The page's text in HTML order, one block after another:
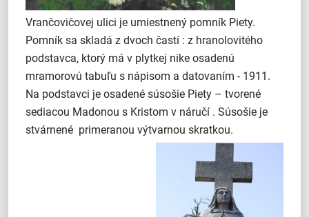
Vrančovičovej ulici je umiestnený pomník Piety.
Pomník sa skladá z dvoch častí : z hranolovitého
podstavca, ktorý má v plytkej nike osadenú
mramorovú tabuľu s nápisom a datovaním - 1911.
Na podstavci je osadené súsošie Piety – tvorené
sediacou Madonou s Kristom v náručí . Súsošie je
stvárnené primeranou výtvarnou skratkou.